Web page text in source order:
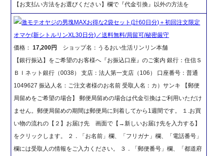
【お支払い方法をお選びください】欄で『代金引換』以外の方法を
激モテオヤジの男塊MAXお得な2袋セット(計60日分)＋初回注文限定
オマケ(新シトルリンXL30日分)／送料無料/局留可/秘密厳守
価格：17,200円
ショップ名：うるおい生活リンリン本舗
【銀行振込】をご希望のお客様へ『お振込口座』のご案内 銀行：住信Ｓ
ＢＩネット銀行（0038） 支店：法人第一支店（106） 口座番号：普通
1049627 振込人名：ご注文者様のお名前 受取人名：カ）サンキ 【郵便
局留めをご希望の場合】 郵便局留めの場合は代金引換はご利用いただけ
ません。郵便局留めの期間は郵便局に到着してから1週間です。 １.お買
い物の流れの【２】お届け先 画面で【→新しいお届け先を入力する】
をクリックします。 ２．「お名前」欄、「フリガナ」欄、「電話番号」
欄には受取人の情報をご入力ください。 ３．「郵便番号」欄、「都道府